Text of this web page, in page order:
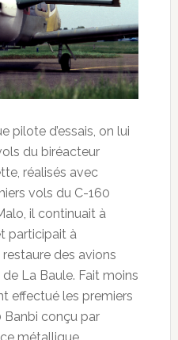
pilote d’essais, on lui
du biréacteur
réalisés avec
vols du C-160
il continuait à
participait à
restaure des avions
de La Baule. Fait moins
effectué les premiers
conçu par